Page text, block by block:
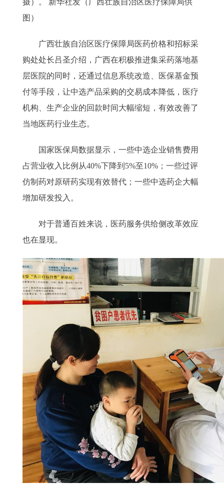
图）
广西壮族自治区医疗保障局医药价格和招标采
购处处长吕圣介绍，广西在积极推进集采药落地基
层医院的同时，还通过信息系统改造、医保基金预
付等手段，让中选产品采购的交易成本降低，医疗
机构、生产企业的回款时间大幅缩短，有效改善了
当地医药行业生态。
国家医保局数据显示，一些中选企业销售费用
占营业收入比例从40%下降到5%至10%；一些过评
仿制药对原研药实现有效替代；一些中选药企大幅
增加研发投入。
对于普通百姓来说，医药服务供给侧改革效应
也在显现。